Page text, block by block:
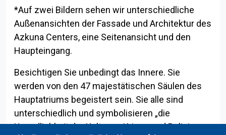
*Auf zwei Bildern sehen wir unterschiedliche
Außenansichten der Fassade und Architektur des
Azkuna Centers, eine Seitenansicht und den
Haupteingang.
Besichtigen Sie unbedingt das Innere. Sie
werden von den 47 majestätischen Säulen des
Hauptatriums begeistert sein. Sie alle sind
unterschiedlich und symbolisieren „die
Unendlichkeit der Kulturen, Kriege und Religionen,